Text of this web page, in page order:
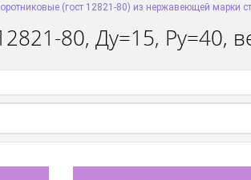
(гост 12821-80) из нержавеющей марки
80, Ду=15, Ру=40,